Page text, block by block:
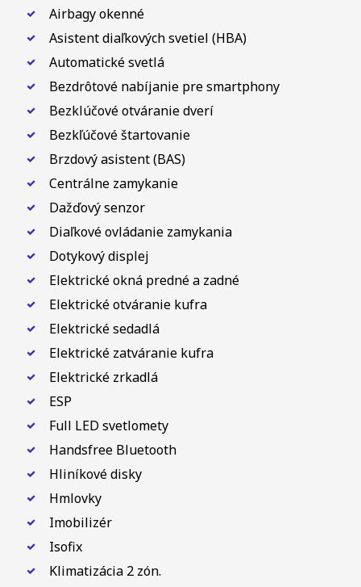
Airbagy okenné
Asistent diaľkových svetiel (HBA)
Automatické svetlá
Bezdrôtové nabíjanie pre smartphony
Bezklúčové otváranie dverí
Bezkľúčové štartovanie
Brzdový asistent (BAS)
Centrálne zamykanie
Dažďový senzor
Diaľkové ovládanie zamykania
Dotykový displej
Elektrické okná predné a zadné
Elektrické otváranie kufra
Elektrické sedadlá
Elektrické zatváranie kufra
Elektrické zrkadlá
ESP
Full LED svetlomety
Handsfree Bluetooth
Hliníkové disky
Hmlovky
Imobilizér
Isofix
Klimatizácia 2 zón.